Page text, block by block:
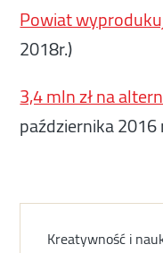
Powiat
2018r.)
3,4 mln zł na
października 2016
Kreatywność i